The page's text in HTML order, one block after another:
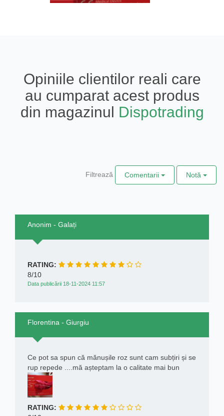
Opiniile clientilor reali care
au cumparat acest produs
din magazinul Dispotrading
Filtrează Comentarii Notă
Anonim - Galați
RATING:
8/10
Data publicării 18-11-2024 11:57
Florentina - Giurgiu
Ce pot sa spun că mănușile roz sunt cam subțiri și se
rup repede ....mă așteptam la o calitate mai bun
RATING: